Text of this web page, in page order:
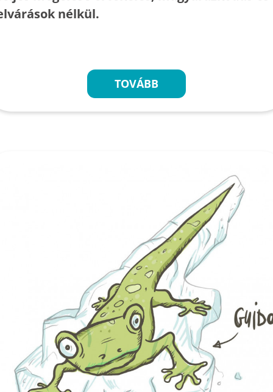
nélkül.
TOVÁBB